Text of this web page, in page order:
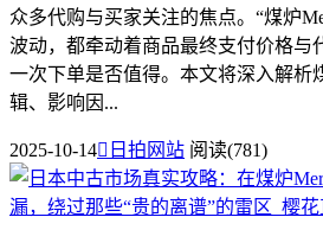
众多代购与买家关注的焦点。“煤炉
波动，都牵动着商品最终支付价格与
一次下单是否值得。本文将深入解析
辑、影响因...
2025-10-14 日拍网站 阅读(781)